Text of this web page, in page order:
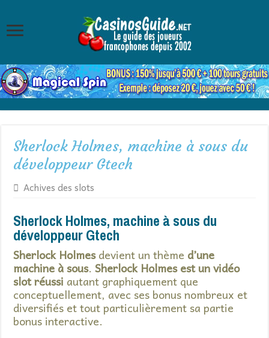
Sherlock Holmes, machine à sous du
développeur Gtech
Achives des slots
Sherlock Holmes, machine à sous du
développeur Gtech
Sherlock Holmesdevient un thème d’une
machine à sous.Sherlock Holmes est un vidéo
slot réussi autant graphiquement que
conceptuellement, avec ses bonus nombreux et
diversifiés et tout particulièrement sa partie
bonus interactive.